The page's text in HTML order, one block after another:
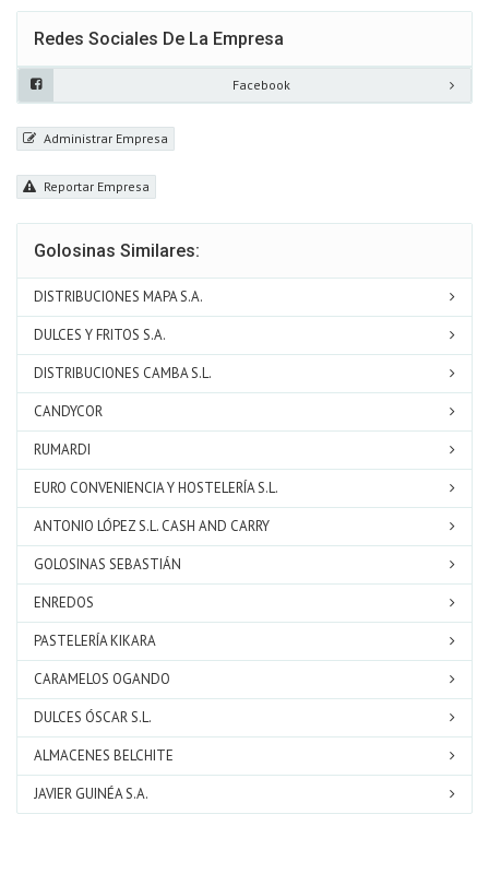
Redes Sociales De La Empresa
Facebook
Administrar Empresa
Reportar Empresa
Golosinas Similares:
DISTRIBUCIONES MAPA S.A.
DULCES Y FRITOS S.A.
DISTRIBUCIONES CAMBA S.L.
CANDYCOR
RUMARDI
EURO CONVENIENCIA Y HOSTELERÍA S.L.
ANTONIO LÓPEZ S.L. CASH AND CARRY
GOLOSINAS SEBASTIÁN
ENREDOS
PASTELERÍA KIKARA
CARAMELOS OGANDO
DULCES ÓSCAR S.L.
ALMACENES BELCHITE
JAVIER GUINÉA S.A.